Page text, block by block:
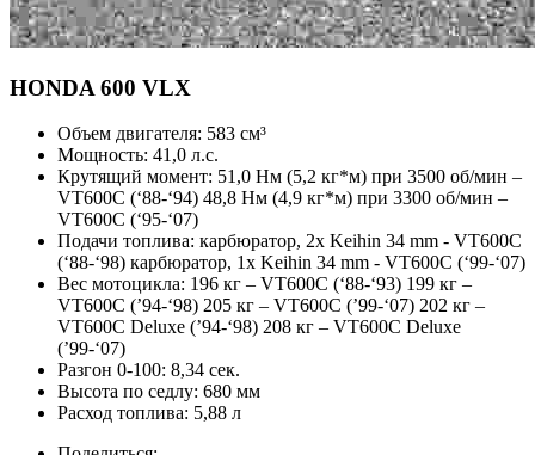
HONDA 600 VLX
Объем двигателя: 583 см³
Мощность: 41,0 л.с.
Крутящий момент: 51,0 Нм (5,2 кг*м) при 3500 об/мин –
VT600C (‘88-‘94) 48,8 Нм (4,9 кг*м) при 3300 об/мин –
VT600C (‘95-‘07)
Подачи топлива: карбюратор, 2x Keihin 34 mm - VT600C
(‘88-‘98) карбюратор, 1x Keihin 34 mm - VT600C (‘99-‘07)
Вес мотоцикла: 196 кг – VT600C (‘88-‘93) 199 кг –
VT600C (’94-‘98) 205 кг – VT600C (’99-‘07) 202 кг –
VT600C Deluxe (’94-‘98) 208 кг – VT600C Deluxe
(’99-‘07)
Разгон 0-100: 8,34 сек.
Высота по седлу: 680 мм
Расход топлива: 5,88 л